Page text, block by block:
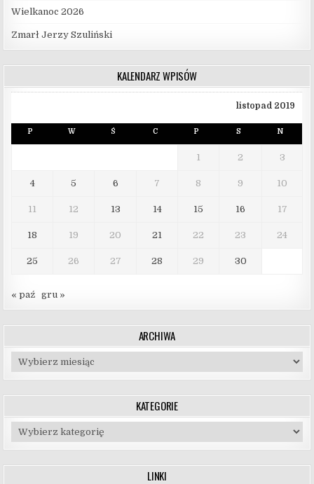
Wielkanoc 2026
Zmarł Jerzy Szuliński
KALENDARZ WPISÓW
listopad 2019
P W Ś C P S N
1 2 3
4 5 6 7 8 9 10
11 12 13 14 15 16 17
18 19 20 21 22 23 24
25 26 27 28 29 30
« paź gru »
ARCHIWA
Archiwa
KATEGORIE
Kategorie
LINKI